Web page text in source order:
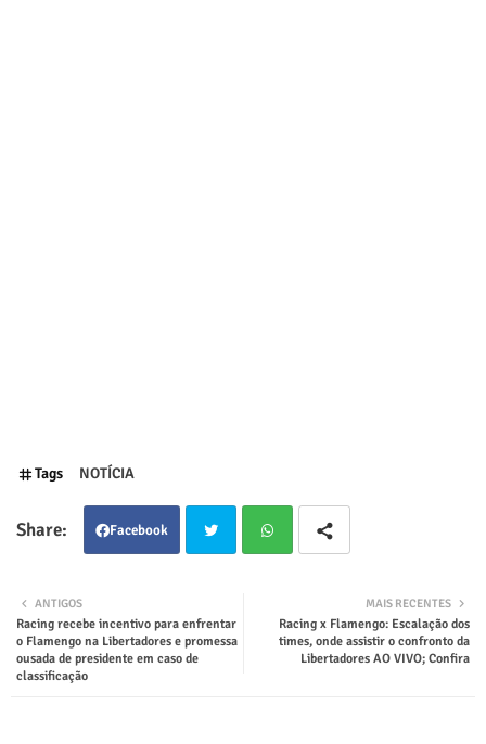
Tags NOTÍCIA
Facebook
ter tsap
MAIS RECENTES
Racing x Flamengo: Escalação dos
times, onde assistir o confronto da
Libertadores AO VIVO; Confira
ANTIGOS
Racing recebe incentivo para enfrentar
o Flamengo na Libertadores e promessa
ousada de presidente em caso de
classificação